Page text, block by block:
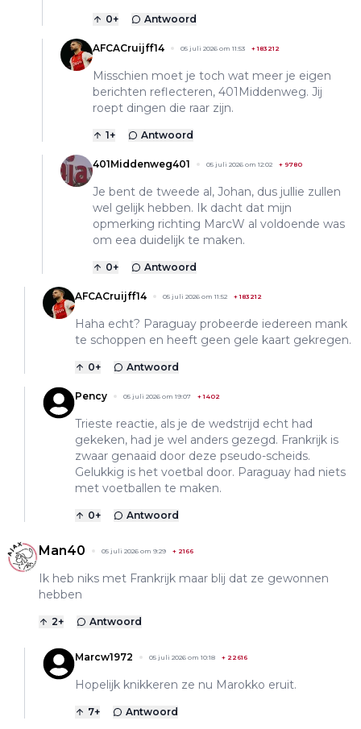
0+ Antwoord
AFCACruijff14 05 juli 2026 om 11:53 +183212
Misschien moet je toch wat meer je eigen
berichten reflecteren, 401Middenweg. Jij
roept dingen die raar zijn.
1+ Antwoord
401Middenweg401 05 juli 2026 om 12:02 + 9780
Je bent de tweede al, Johan, dus jullie zullen
wel gelijk hebben. Ik dacht dat mijn
opmerking richting MarcW al voldoende was
om eea duidelijk te maken.
0+ Antwoord
AFCACruijff14 05 juli 2026 om 11:52 +183212
Haha echt? Paraguay probeerde iedereen mank
te schoppen en heeft geen gele kaart gekregen.
0+ Antwoord
Pency 05 juli 2026 om 19:07 +1402
Trieste reactie, als je de wedstrijd echt had
gekeken, had je wel anders gezegd. Frankrijk is
zwaar genaaid door deze pseudo-scheids.
Gelukkig is het voetbal door. Paraguay had niets
met voetballen te maken.
0+ Antwoord
Man40 05 juli 2026 om 9:29 + 2166
Ik heb niks met Frankrijk maar blij dat ze gewonnen
hebben
2+ Antwoord
Marcw1972 05 juli 2026 om 10:18 + 22616
Hopelijk knikkeren ze nu Marokko eruit.
7+ Antwoord